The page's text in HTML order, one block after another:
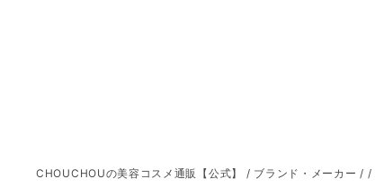
CHOUCHOUの美容コスメ通販【公式】 / ブランド・メーカー / /